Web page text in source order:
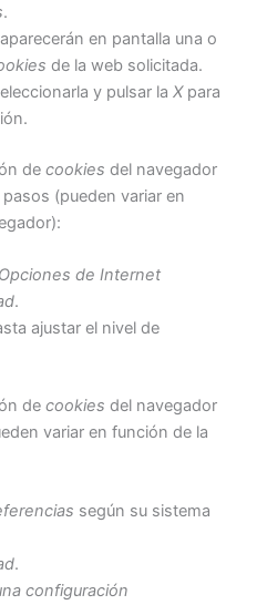
.
en pantalla una o
de la web solicitada.
y pulsar la Xpara
de cookies del navegador
(pueden variar en
Opciones de Internet
.
ajustar el nivel de
de cookies del navegador
variar en función de la
según su sistema
.
configuración